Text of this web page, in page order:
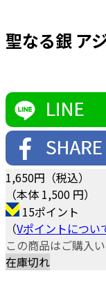
聖なる銀 ア
1,650円（税込）
（本体 1,500 円）
15ポイント
（Vポイントについ
この商品はご購入
在庫切れ